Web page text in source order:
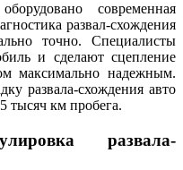
современная
развал-схождения
точно. Специалисты
и сделают сцепление
максимально надежным.
развала-схождения авто
тысяч км пробега.
развала-